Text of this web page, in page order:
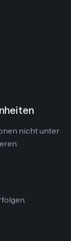
nicht unter